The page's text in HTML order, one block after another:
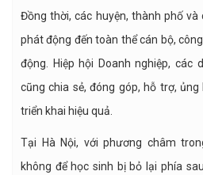
Đồng thời, các huyện, thành phố
phát động đến toàn thể cán bộ,
động. Hiệp hội Doanh nghiệp, các
cũng chia sẻ, đóng góp, hỗ trợ,
triển khai hiệu quả.
Tại Hà Nội, với phương châm
không để học sinh bị bỏ lại phía